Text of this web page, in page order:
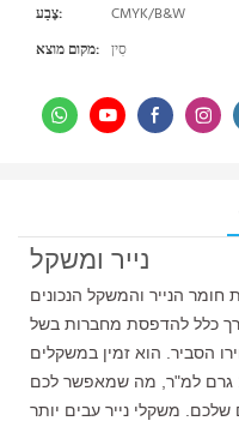
צֶבַע:
CMYK/B&W
מקום מוצא: סִין
נייר ומשקל
הנייר והמשקל הנכונים
כלל להדפסת מחברות בשל
הסביר. הוא זמין במשקלים
שונים, החל מ-80 גרם למ"ר ועד 120 גרם למ"ר, מה שמאפשר לכם
משקלי נייר עבים יותר